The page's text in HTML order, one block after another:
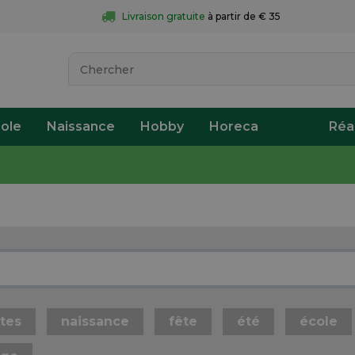
Livraison gratuite à partir de € 35
Naissance Hobby Horeca
naissance fête été école